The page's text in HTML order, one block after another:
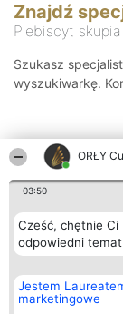
ORŁY
03:50
Cześć, chętnie Ci
odpowiedni
Jestem
marketingowe
Znajdź
Plebiscyt
Szukasz
wyszukiwarkę.
Organizator
Bright Side Solutions sp.
o. sp. k.